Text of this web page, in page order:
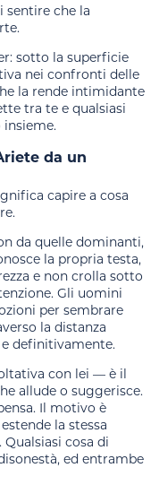
sentire che la
sotto la superficie
nei confronti delle
la rende intimidante
tra te e qualsiasi
da un
capire a cosa
da quelle dominanti,
la propria testa,
e non crolla sotto
Gli uomini
per sembrare
la distanza
definitivamente.
con lei — è il
allude o suggerisce.
Il motivo è
la stessa
cosa di
ed entrambe